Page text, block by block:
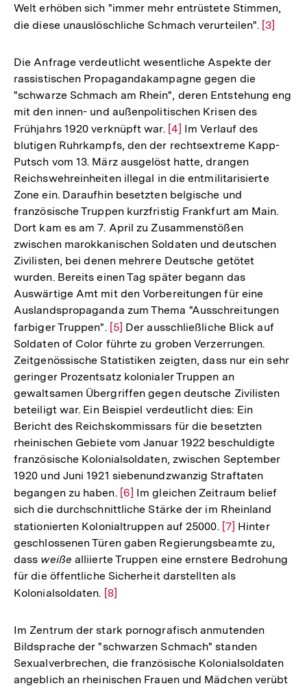
Welt erhöben sich "immer mehr entrüstete Stimmen,
die diese unauslöschliche Schmach verurteilen". Zur
der
[3]
Die Anfrage verdeutlicht wesentliche Aspekte der
rassistischen Propagandakampagne gegen die
"schwarze Schmach am Rhein", deren Entstehung eng
mit den innen- und außenpolitischen Krisen des
Frühjahrs 1920 verknüpft war. Zur
Auflösung
der
Fußnote
[4] Im Verlauf des
blutigen Ruhrkampfs, den der rechtsextreme Kapp-
Putsch vom 13. März ausgelöst hatte, drangen
Reichswehreinheiten illegal in die entmilitarisierte
Zone ein. Daraufhin besetzten belgische und
französische Truppen kurzfristig Frankfurt am Main.
Dort kam es am 7. April zu Zusammenstößen
zwischen marokkanischen Soldaten und deutschen
Zivilisten, bei denen mehrere Deutsche getötet
wurden. Bereits einen Tag später begann das
Auswärtige Amt mit den Vorbereitungen für eine
Auslandspropaganda zum Thema "Ausschreitungen
farbiger Truppen". Zur
Auflösung
der
Fußnote
[5] Der ausschließliche Blick auf
Soldaten of Color führte zu groben Verzerrungen.
Zeitgenössische Statistiken zeigten, dass nur ein sehr
geringer Prozentsatz kolonialer Truppen an
gewaltsamen Übergriffen gegen deutsche Zivilisten
beteiligt war. Ein Beispiel verdeutlicht dies: Ein
Bericht des Reichskommissars für die besetzten
rheinischen Gebiete vom Januar 1922 beschuldigte
französische Kolonialsoldaten, zwischen September
1920 und Juni 1921 siebenundzwanzig Straftaten
begangen zu haben. Zur
Auflösung
der
Fußnote
[6] Im gleichen Zeitraum belief
sich die durchschnittliche Stärke der im Rheinland
stationierten Kolonialtruppen auf 25000. Zur
Auflösung
der
Fußnote
[7] Hinter
geschlossenen Türen gaben Regierungsbeamte zu,
dass weiße alliierte Truppen eine ernstere Bedrohung
für die öffentliche Sicherheit darstellten als
Kolonialsoldaten. Zur
der
Fußnote
[8]
Im Zentrum der stark pornografisch anmutenden
Bildsprache der "schwarzen Schmach" standen
Sexualverbrechen, die französische Kolonialsoldaten
angeblich an rheinischen Frauen und Mädchen verübt